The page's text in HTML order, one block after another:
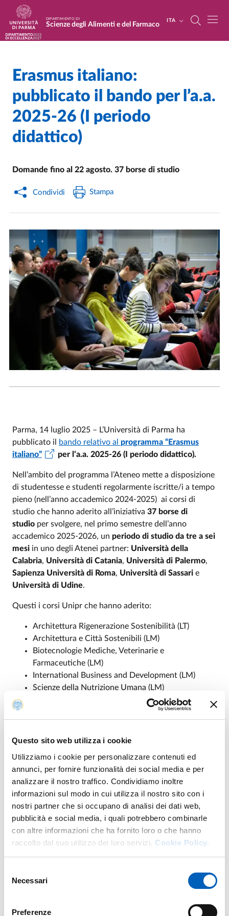
Questo sito web utilizza i cookie
Utilizziamo i cookie per personalizzare contenuti ed
annunci, per fornire funzionalità dei social media e per
analizzare il nostro traffico. Condividiamo inoltre
informazioni sul modo in cui utilizza il nostro sito con i
nostri partner che si occupano di analisi dei dati web,
pubblicità e social media, i quali potrebbero combinarle
con altre informazioni che ha fornito loro o che hanno
raccolto dal suo utilizzo dei loro servizi. Cookie Policy.
delNecessari
Preferenze
Salta al contenuto principale
Skip to footer
DIPARTIMENTO DI
Scienze degli Alimenti e del Farmaco
ITA
Home /
Cerca una notizia
Erasmus italiano:
pubblicato il bando per l’a.a.
2025-26 (I periodo
didattico)
Domande fino al 22 agosto. 37 borse di studio
Condividi Stampa
Parma, 14 luglio 2025 – L’Università di Parma ha
pubblicato il
bando relativo al programma “Erasmus
italiano”
per l’a.a. 2025-26 (I periodo didattico).
Nell’ambito del programma l’Ateneo mette a disposizione
di studentesse e studenti regolarmente iscritte/i a tempo
pieno (nell’anno accademico 2024-2025) ai corsi di
studio che hanno aderito all’iniziativa 37 borse di
studio per svolgere, nel primo semestre dell’anno
accademico 2025-2026, un periodo di studio da tre a sei
mesi in uno degli Atenei partner: Università della
Calabria, Università di Catania, Università di Palermo,
Sapienza Università di Roma, Università di Sassari e
Università di Udine.
Questi i corsi Unipr che hanno aderito:
Architettura Rigenerazione Sostenibilità (LT)
Architettura e Città Sostenibili (LM)
Biotecnologie Mediche, Veterinarie e
Farmaceutiche (LM)
International Business and Development (LM)
Scienze della Nutrizione Umana (LM)
Storia e Critica delle Arti e dello Spettacolo –
Storia, Critica e Linguaggi delle Arti e dello
Il contributo è previsto per studentesse e studenti con
ISEE 2025 per il diritto allo studio universitario non
superiore a 50 mila euro.
L’ Erasmus italiano
è un progetto che permette alle
studentesse e agli studenti di intraprendere un periodo di
studio e di svolgere attività formative, come il
sostenimento di esami, lo svolgimento del tirocinio o la
preparazione della tesi, in un'altra università italiana
Le studentesse e gli studenti potranno frequentare i corsi
di studio e usufruire delle strutture dell’Università